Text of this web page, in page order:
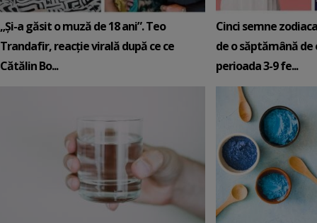
„Și-a găsit o muză de 18 ani”. Teo
Trandafir, reacție virală după ce ce
Cătălin Bo...
Cinci semne
de o săptămână de
perioada 3-9 fe...